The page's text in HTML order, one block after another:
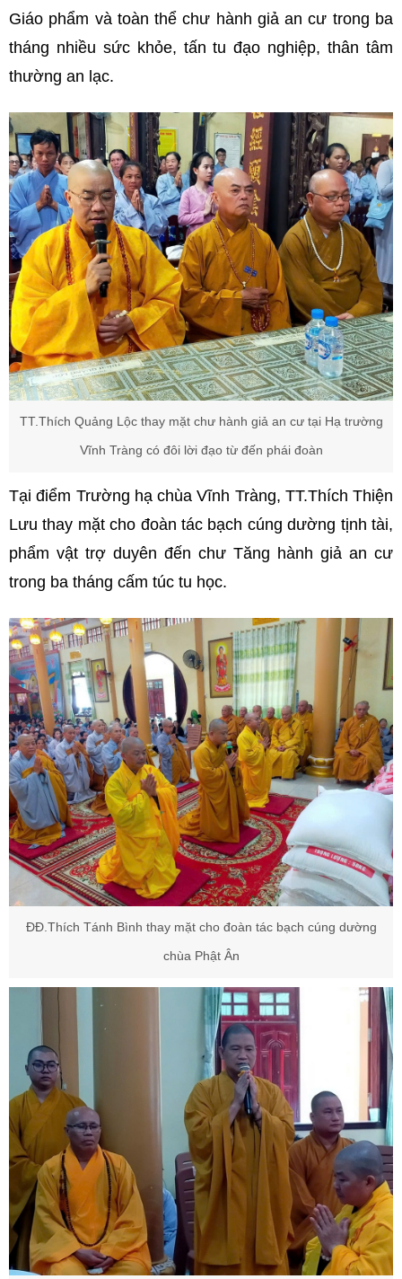
Giáo phẩm và toàn thể chư hành giả an cư trong ba
tháng nhiều sức khỏe, tấn tu đạo nghiệp, thân tâm
thường an lạc.
TT.Thích Quảng Lộc thay mặt chư hành giả an cư tại Hạ trường
Vĩnh Tràng có đôi lời đạo từ đến phái đoàn
Tại điểm Trường hạ chùa Vĩnh Tràng, TT.Thích Thiện
Lưu thay mặt cho đoàn tác bạch cúng dường tịnh tài,
phẩm vật trợ duyên đến chư Tăng hành giả an cư
trong ba tháng cấm túc tu học.
ĐĐ.Thích Tánh Bình thay mặt cho đoàn tác bạch cúng dường
chùa Phật Ân